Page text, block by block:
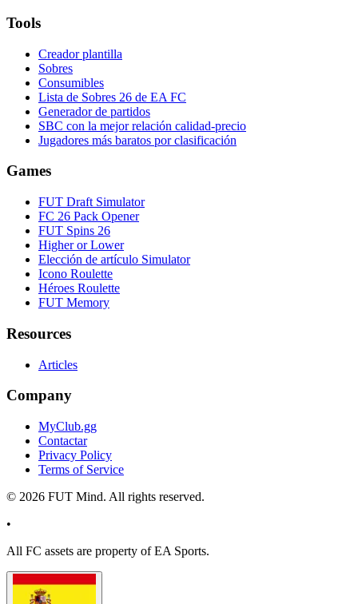
Tools
Creador plantilla
Sobres
Consumibles
Lista de Sobres 26 de EA FC
Generador de partidos
SBC con la mejor relación calidad-precio
Jugadores más baratos por clasificación
Games
FUT Draft Simulator
FC 26 Pack Opener
FUT Spins 26
Higher or Lower
Elección de artículo Simulator
Icono Roulette
Héroes Roulette
FUT Memory
Resources
Articles
Company
MyClub.gg
Contactar
Privacy Policy
Terms of Service
© 2026 FUT Mind. All rights reserved.
•
All FC assets are property of EA Sports.